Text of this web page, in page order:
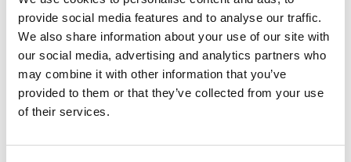
provide social media features and to analyse our traffic.
We also share information about your use of our site with
our social media, advertising and analytics partners who
may combine it with other information that you’ve
provided to them or that they’ve collected from your use
of their services.
DOY MI CONSENTIMIENTO PARA RECIBIR SU NEWSLETTER
(INFORMACIÓN )
DOY MI CONSENTIMIENTO PARA LAS ACTIVIDADES DE
ELABORACIÓN DE PERFILES